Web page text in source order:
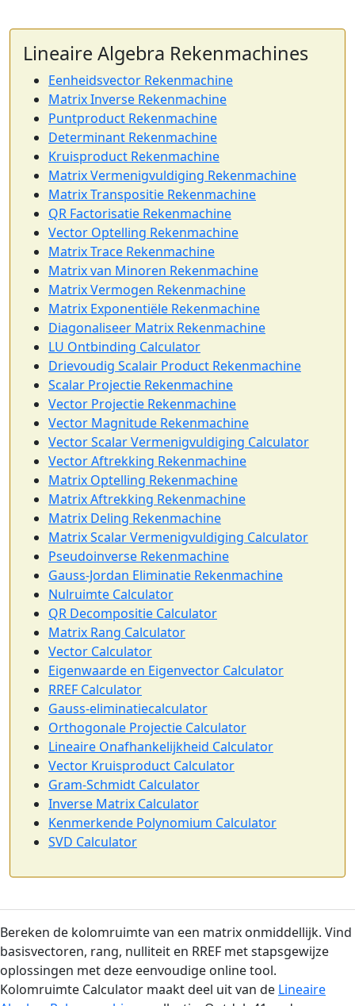
Lineaire Algebra Rekenmachines
Eenheidsvector Rekenmachine
Matrix Inverse Rekenmachine
Puntproduct Rekenmachine
Determinant Rekenmachine
Kruisproduct Rekenmachine
Matrix Vermenigvuldiging Rekenmachine
Matrix Transpositie Rekenmachine
QR Factorisatie Rekenmachine
Vector Optelling Rekenmachine
Matrix Trace Rekenmachine
Matrix van Minoren Rekenmachine
Matrix Vermogen Rekenmachine
Matrix Exponentiële Rekenmachine
Diagonaliseer Matrix Rekenmachine
LU Ontbinding Calculator
Drievoudig Scalair Product Rekenmachine
Scalar Projectie Rekenmachine
Vector Projectie Rekenmachine
Vector Magnitude Rekenmachine
Vector Scalar Vermenigvuldiging Calculator
Vector Aftrekking Rekenmachine
Matrix Optelling Rekenmachine
Matrix Aftrekking Rekenmachine
Matrix Deling Rekenmachine
Matrix Scalar Vermenigvuldiging Calculator
Pseudoinverse Rekenmachine
Gauss-Jordan Eliminatie Rekenmachine
Nulruimte Calculator
QR Decompositie Calculator
Matrix Rang Calculator
Vector Calculator
Eigenwaarde en Eigenvector Calculator
RREF Calculator
Gauss-eliminatiecalculator
Orthogonale Projectie Calculator
Lineaire Onafhankelijkheid Calculator
Vector Kruisproduct Calculator
Gram-Schmidt Calculator
Inverse Matrix Calculator
Kenmerkende Polynomium Calculator
SVD Calculator
Bereken de kolomruimte van een matrix onmiddellijk. Vind
basisvectoren, rang, nulliteit en RREF met stapsgewijze
oplossingen met deze eenvoudige online tool.
Kolomruimte Calculator maakt deel uit van de Lineaire